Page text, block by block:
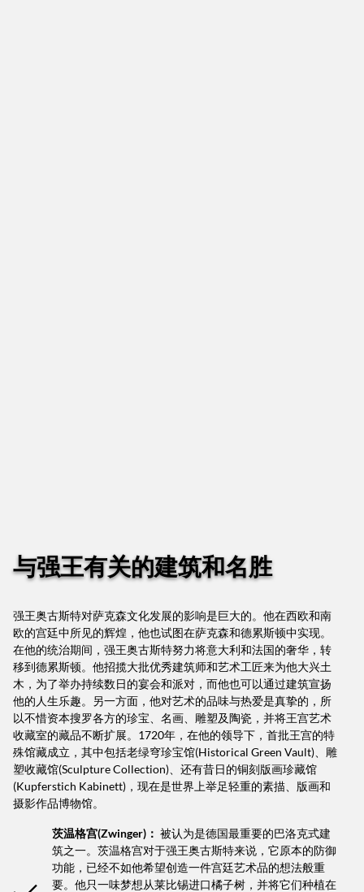
与强王有关的建筑和名胜
强王奥古斯特对萨克森文化发展的影响是巨大的。他在西欧和南
欧的宫廷中所见的辉煌，他也试图在萨克森和德累斯顿中实现。
在他的统治期间，强王奥古斯特努力将意大利和法国的奢华，转
移到德累斯顿。他招揽大批优秀建筑师和艺术工匠来为他大兴土
木，为了举办持续数日的宴会和派对，而他也可以通过建筑宣扬
他的人生乐趣。另一方面，他对艺术的品味与热爱是真挚的，所
以不惜资本搜罗各方的珍宝、名画、雕塑及陶瓷，并将王宫艺术
收藏室的藏品不断扩展。1720年，在他的领导下，首批王宫的特
殊馆藏成立，其中包括老绿穹珍宝馆(Historical Green Vault)、雕
塑收藏馆(Sculpture Collection)、还有昔日的铜刻版画珍藏馆
(Kupferstich Kabinett)，现在是世界上举足轻重的素描、版画和
摄影作品博物馆。
茨温格宫(Zwinger)： 被认为是德国最重要的巴洛克式建
筑之一。茨温格宫对于强王奥古斯特来说，它原本的防御
功能，已经不如他希望创造一件宫廷艺术品的想法般重
要。他只一味梦想从莱比锡进口橘子树，并将它们种植在